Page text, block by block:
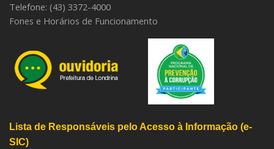
Telefone: (43) 3372-4000
Fones e Horários de Funcionamento
Lista de Responsáveis pelo Acesso à Informação (e-
SIC)